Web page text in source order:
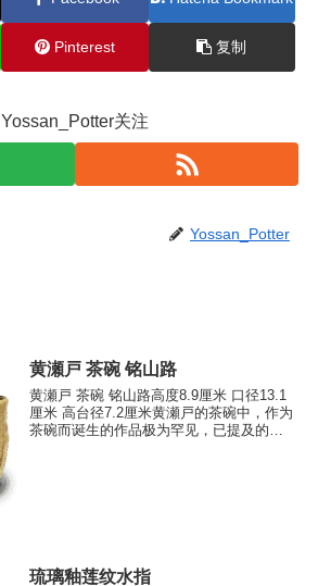
Pinterest 复制
Yossan_Potter关注
Yossan_Potter
黄瀬戸 茶碗 铭山路
黄瀬戸 茶碗 铭山路高度8.9厘米 口径13.1
厘米 高台径7.2厘米黄瀬戸的茶碗中，作为
茶碗而诞生的作品极为罕见，已提及的利
琉璃釉莲纹水指